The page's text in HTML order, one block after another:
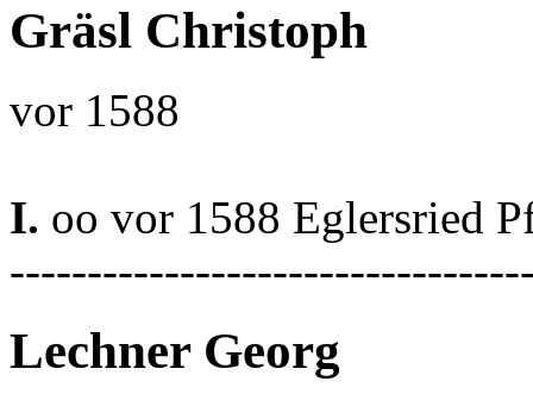
Gräsl Christoph
vor 1588
I. oo vor 1588 Eglersried
Lechner Georg